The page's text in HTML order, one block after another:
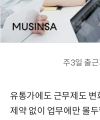
주3일 출
유통가에도 근무제도
제약 없이 업무에만 몰